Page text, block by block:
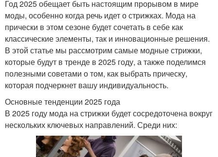
Год 2025 обещает быть настоящим прорывом в мире
моды, особенно когда речь идет о стрижках. Мода на
прически в этом сезоне будет сочетать в себе как
классические элементы, так и инновационные решения.
В этой статье мы рассмотрим самые модные стрижки,
которые будут в тренде в 2025 году, а также поделимся
полезными советами о том, как выбрать прическу,
которая подчеркнет вашу индивидуальность.
Основные тенденции 2025 года
В 2025 году мода на стрижки будет сосредоточена вокруг
нескольких ключевых направлений. Среди них: